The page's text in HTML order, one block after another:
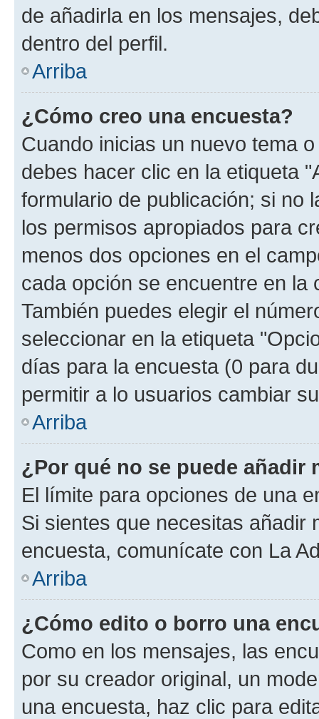
de añadirla en los mensajes,
dentro del perfil.
Arriba
¿Cómo creo una encuesta?
Cuando inicias un nuevo tema
debes hacer clic en la etiqueta
formulario de publicación; si no
los permisos apropiados para
menos dos opciones en el
cada opción se encuentre en
También puedes elegir el
seleccionar en la etiqueta
días para la encuesta (0 para
permitir a lo usuarios cambiar
Arriba
¿Por qué no se puede añadir
El límite para opciones de una
Si sientes que necesitas añadir
encuesta, comunícate con La
Arriba
¿Cómo edito o borro una
Como en los mensajes, las
por su creador original, un
una encuesta, haz clic para